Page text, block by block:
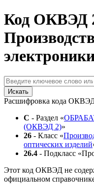
Код ОКВЭД
Искать
Расшифровка кода
C - Раздел «
(ОКВЭД 2)»
26 - Класс «
оптических изделий
26.4 - Подкласс
Этот код ОКВЭД не
официальном